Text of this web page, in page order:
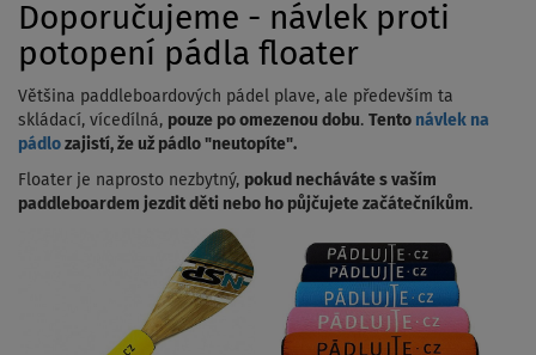
Doporučujeme - návlek proti
potopení pádla floater
Většina paddleboardových pádel plave, ale především ta
skládací, vícedílná, pouze po omezenou dobu. Tento návlek na
pádlo zajistí, že už pádlo "neutopíte".
Floater je naprosto nezbytný, pokud necháváte s vaším
paddleboardem jezdit děti nebo ho půjčujete začátečníkům.